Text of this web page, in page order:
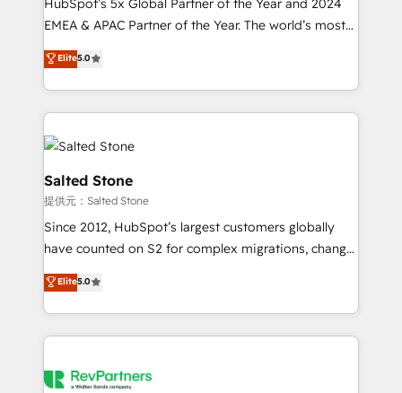
HubSpot’s 5x Global Partner of the Year and 2024
EMEA & APAC Partner of the Year. The world’s most
experienced and fully accredited HubSpot Solutions
Partner. 🚀 With 2,750+ HubSpot projects delivered
and 370+ specialists across EMEA, APAC and NAM,
we de-risk complex CRM programmes and
accelerate ROI across every HubSpot Hub. 🧭 From
multi-region migrations to AI-powered automation,
we turn complexity into clarity, human at global
scale. 🏆 HubSpot’s CEO called us “the partner of the
future.” Others agree it is proof of trust built through
measurable impact.
Elite5.0
Salted Stone
提供元：Salted Stone
Since 2012, HubSpot’s largest customers globally
have counted on S2 for complex migrations, change
management, systems integration, and creative
solutions that deliver measurable impact and
transform brand experiences As one of the few full-
service creative agencies in the HubSpot
winning design to build scalable, globally
Elite5.0